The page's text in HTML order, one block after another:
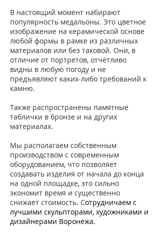
В настоящий момент набирают
популярность медальоны. Это цветное
изображение на керамической основе
любой формы в рамке из различных
материалов или без таковой. Они, в
отличие от портретов, отчётливо
видны в любую погоду и не
предъявляют каких-либо требований к
камню.
Также распространены памятные
таблички в бронзе и на других
материалах.
Мы располагаем собственным
производством с современным
оборудованием, что позволяет
создавать изделия от начала до конца
на одной площадке, это сильно
экономит время и существенно
снижает стоимость. Сотрудничаем с
лучшими скульпторами, художниками и
дизайнерами Воронежа.